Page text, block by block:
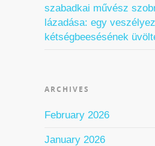
szabadkai művész
lázadása: egy
kétségbeesésének
ARCHIVES
February 2026
January 2026